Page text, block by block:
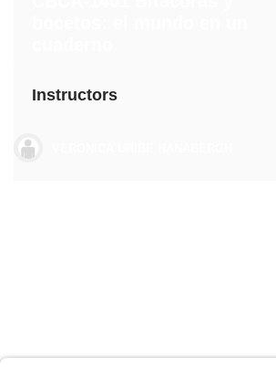
Instructors